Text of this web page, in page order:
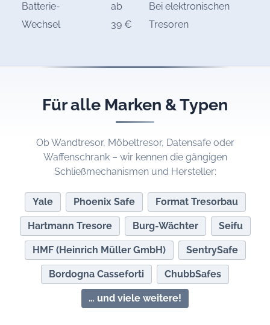
Batterie-
Wechsel
ab
39 €
Bei elektronischen
Tresoren
Für alle Marken & Typen
Ob Wandtresor, Möbeltresor, Datensafe oder
Waffenschrank – wir kennen die gängigen
Schließmechanismen und Hersteller:
Yale Phoenix Safe Format Tresorbau
Hartmann Tresore Burg-Wächter Seifu
HMF (Heinrich Müller GmbH) SentrySafe
Bordogna Casseforti ChubbSafes
… und viele weitere!